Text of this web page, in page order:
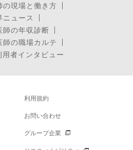
の現場と働き方
ニュース
師の年収診断
師の職場カルテ
者インタビュー
利用規約
お問い合わせ
グループ企業